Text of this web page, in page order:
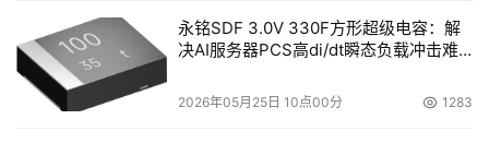
这可以为实现客户端托管的客户带来巨大的好处，提供可用
性、响应性、灵活性、可扩展性和成本方面的优势。
VMware虚拟基础架构最高可将服务器使用率提高80%，与
仅仅通过专用硬件来支持桌面功能的解决方案相比，
永铭SDF 3.0V 330F方形超级电容：解
决AI服务器PCS高di/dt瞬态负载冲击难
2026年05月25日 10点00分 1283